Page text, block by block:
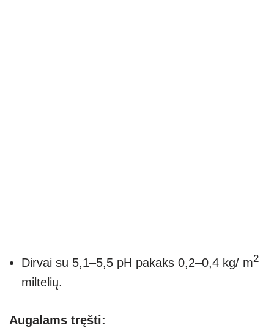
Dirvai su 5,1–5,5 pH pakaks 0,2–0,4 kg/ m2
miltelių.
Augalams tręšti: